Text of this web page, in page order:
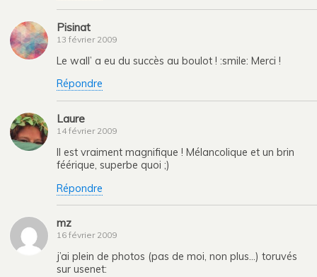
Pisinat
13 février 2009
Le wall’ a eu du succès au boulot ! :smile: Merci !
Répondre
Laure
14 février 2009
Il est vraiment magnifique ! Mélancolique et un brin
féérique, superbe quoi ;)
Répondre
mz
16 février 2009
j’ai plein de photos (pas de moi, non plus…) toruvés
sur usenet: